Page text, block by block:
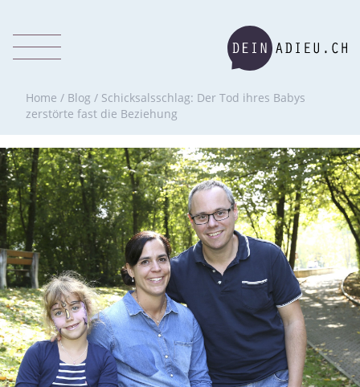
Home / Blog / Schicksalsschlag: Der Tod ihres Babys
zerstörte fast die Beziehung